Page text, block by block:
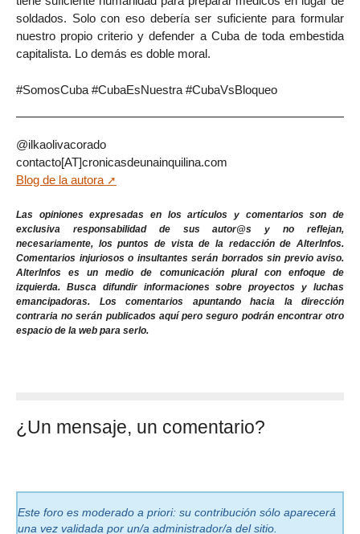
soldados. Solo con eso debería ser suficiente para formular
nuestro propio criterio y defender a Cuba de toda embestida
capitalista. Lo demás es doble moral.
#SomosCuba #CubaEsNuestra #CubaVsBloqueo
@ilkaolivacorado
contacto[AT]cronicasdeunainquilina.com
Blog de la autora
Las opiniones expresadas en los artículos y comentarios son de
exclusiva responsabilidad de sus autor@s y no reflejan,
necesariamente, los puntos de vista de la redacción de AlterInfos.
Comentarios injuriosos o insultantes serán borrados sin previo aviso.
AlterInfos es un medio de comunicación plural con enfoque de
izquierda. Busca difundir informaciones sobre proyectos y luchas
emancipadoras. Los comentarios apuntando hacia la dirección
contraria no serán publicados aquí pero seguro podrán encontrar otro
espacio de la web para serlo.
¿Un mensaje, un comentario?
Este foro es moderado a priori: su contribución sólo aparecerá
una vez validada por un/a administrador/a del sitio.